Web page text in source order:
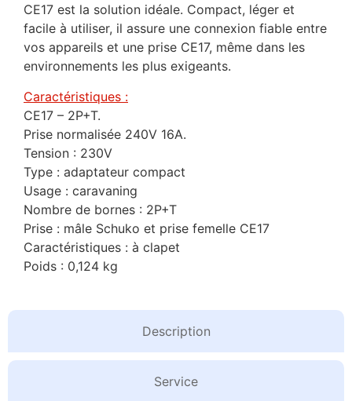
Description
Service
CE17 est la solution idéale. Compact, léger et
facile à utiliser, il assure une connexion fiable entre
vos appareils et une prise CE17, même dans les
environnements les plus exigeants.
Caractéristiques :
CE17 – 2P+T.
Prise normalisée 240V 16A.
Tension : 230V
Type : adaptateur compact
Usage : caravaning
Nombre de bornes : 2P+T
Prise : mâle Schuko et prise femelle CE17
Caractéristiques : à clapet
Poids : 0,124 kg